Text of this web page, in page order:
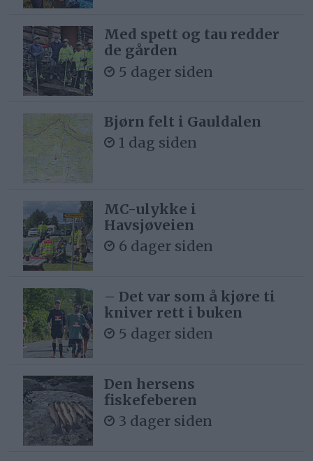
Med spett og tau redder
de gården
5 dager siden
Bjørn felt i Gauldalen
1 dag siden
MC-ulykke i
Havsjøveien
6 dager siden
– Det var som å kjøre ti
kniver rett i buken
5 dager siden
Den hersens
fiskefeberen
3 dager siden